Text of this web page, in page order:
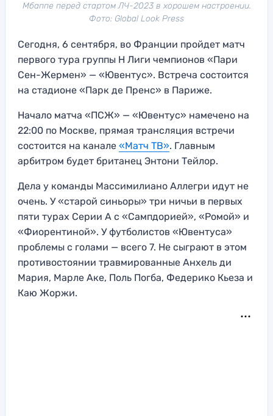
Мбаппе перед стартом ЛЧ-2023 в хорошем настроении.
Фото: Global Look Press
Сегодня, 6 сентября, во Франции пройдет матч
первого тура группы H Лиги чемпионов «Пари
Сен-Жермен» — «Ювентус». Встреча состоится
на стадионе «Парк де Пренс» в Париже.
Начало матча «ПСЖ» — «Ювентус» намечено на
22:00 по Москве, прямая трансляция встречи
состоится на канале «Матч ТВ». Главным
арбитром будет британец Энтони Тейлор.
Дела у команды Массимилиано Аллегри идут не
очень. У «старой синьоры» три ничьи в первых
пяти турах Серии А с «Сампдорией», «Ромой» и
«Фиорентиной». У футболистов «Ювентуса»
проблемы с голами — всего 7. Не сыграют в этом
противостоянии травмированные Анхель ди
Мария, Марле Аке, Поль Погба, Федерико Кьеза и
Каю Жоржи.